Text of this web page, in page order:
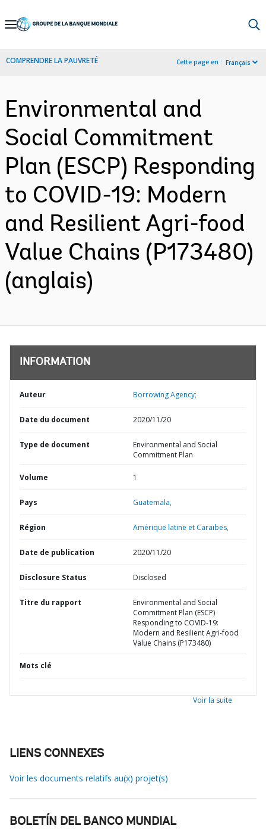
Skip
Navigation
COMPRENDRE LA PAUVRETÉ Cette page en : Français
Environmental and
Social Commitment
Plan (ESCP) Responding
to COVID-19: Modern
and Resilient Agri-food
Value Chains (P173480)
(anglais)
INFORMATION
Auteur Borrowing Agency;
Date du document 2020/11/20
Type de document
Environmental and Social
Commitment Plan
Volume 1
Pays Guatemala,
Région Amérique latine et Caraïbes,
Date de publication 2020/11/20
Disclosure Status Disclosed
Titre du rapport
Environmental and Social
Commitment Plan (ESCP)
Responding to COVID-19:
Modern and Resilient Agri-food
Value Chains (P173480)
Mots clé
Voir la suite
LIENS CONNEXES
Voir les documents relatifs au(x) projet(s)
BOLETÍN DEL BANCO MUNDIAL